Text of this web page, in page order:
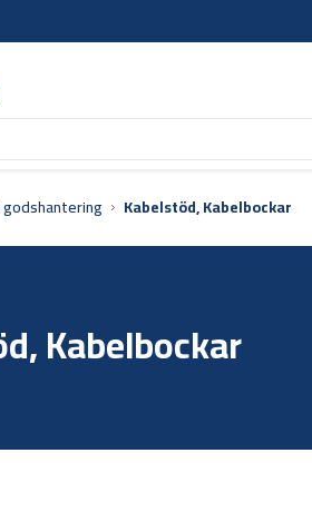
Kabelstöd, Kabelbockar
Kabelbockar